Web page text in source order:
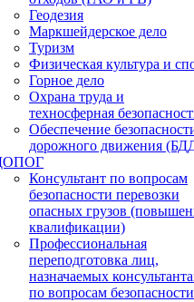
Геодезия
Маркшейдерское дело
Туризм
Физическая культура и
Горное дело
Охрана труда и
техносферная
Обеспечение
дорожного движения
Консультант по вопросам
безопасности перевозки
опасных грузов
квалификации)
Профессиональная
переподготовка лиц,
назначаемых
по вопросам безопасности